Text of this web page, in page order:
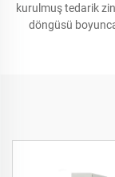
kurulmuş tedarik
döngüsü